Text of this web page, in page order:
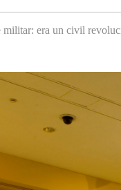
era un civil